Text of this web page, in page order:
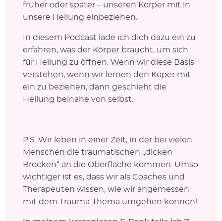
früher oder später – unseren Körper mit in
unsere Heilung einbeziehen.
In diesem Podcast lade ich dich dazu ein zu
erfahren, was der Körper braucht, um sich
für Heilung zu öffnen. Wenn wir diese Basis
verstehen, wenn wir lernen den Köper mit
ein zu beziehen, dann geschieht die
Heilung beinahe von selbst.
P.S. Wir leben in einer Zeit, in der bei vielen
Menschen die traumatischen „dicken
Brocken“ an die Oberfläche kommen. Umso
wichtiger ist es, dass wir als Coaches und
Therapeuten wissen, wie wir angemessen
mit dem Trauma-Thema umgehen können!